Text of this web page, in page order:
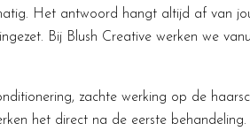
Het antwoord hangt altijd af van
Bij Blush Creative werken we
zachte werking op de
het direct na de eerste behandeling.